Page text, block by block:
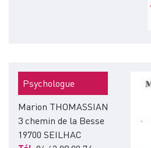
Psychologue
Marion THOMASSIAN
3 chemin de la Besse
19700 SEILHAC